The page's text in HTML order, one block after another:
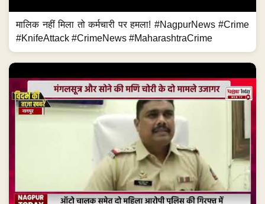
मालिक नहीं मिला तो कर्मचारी पर हमला! #NagpurNews #Crime
#KnifeAttack #CrimeNews #MaharashtraCrime